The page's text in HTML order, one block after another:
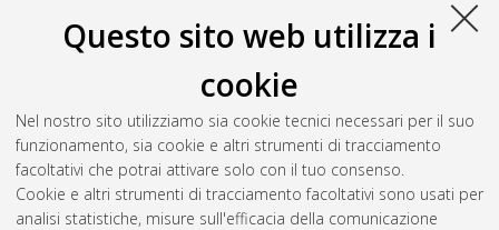
Questo sito web utilizza i
cookie
Nel nostro sito utilizziamo sia cookie tecnici necessari per il suo
funzionamento, sia cookie e altri strumenti di tracciamento
facoltativi che potrai attivare solo con il tuo consenso.
Cookie e altri strumenti di tracciamento facoltativi sono usati per
analisi statistiche, misure sull'efficacia della comunicazione
Derivate 4.0 (CC BY-NC-ND 4.0)
Download (28MB)| Contatta l'autore
Abstract
Altri metadati
Gestione del documento: